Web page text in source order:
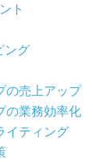
ト
ング
の売上アップ
の業務効率化
イティング